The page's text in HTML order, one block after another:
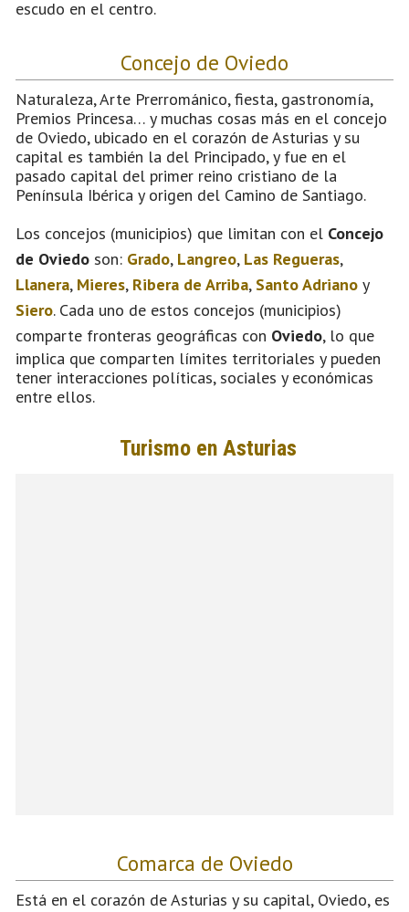
escudo en el centro.
Concejo de Oviedo
Naturaleza, Arte Prerrománico, fiesta, gastronomía,
Premios Princesa… y muchas cosas más en el concejo
de Oviedo, ubicado en el corazón de Asturias y su
capital es también la del Principado, y fue en el
pasado capital del primer reino cristiano de la
Península Ibérica y origen del Camino de Santiago.
Los concejos (municipios) que limitan con el Concejo
de Oviedo son: Grado, Langreo, Las Regueras,
Llanera, Mieres, Ribera de Arriba, Santo Adriano y
Siero. Cada uno de estos concejos (municipios)
comparte fronteras geográficas con Oviedo, lo que
implica que comparten límites territoriales y pueden
tener interacciones políticas, sociales y económicas
entre ellos.
Comarca de Oviedo
Está en el corazón de Asturias y su capital, Oviedo, es